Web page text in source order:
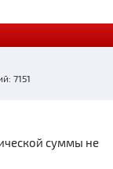
7151
суммы не